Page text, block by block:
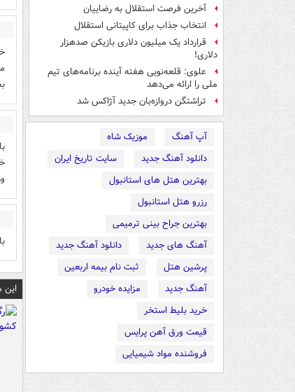
آخرین فرصت استقلال به رضاییان
انتخاب جذاب برای کاپیتانی استقلال
قرارداد یک میلیون دلاری بازیکن صدهزار
دلاری!
علوی: قلعه‌نویی هفته آینده برنامه‌های تیم
ملی را ارائه می‌دهد
تراِشتگن دروازه‌بان جدید آژاکس شد
آپ آهنگ
موزیک شاه
دانلود آهنگ جدید
سایت تاریخ ایران
بهترین هتل های استانبول
رزرو هتل استانبول
بهترین جراح بینی ترمیمی
آهنگ های جدید
دانلود آهنگ جدید
پرشین هتل
ثبت نام بیمه اربعین
آهنگ جدید
مزایده خودرو
خرید بلیط استخر
قیمت ورق آهن پرایس
فروشنده مواد شیمیایی
این